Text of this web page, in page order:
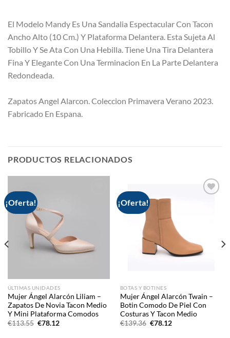
El Modelo Mandy Es Una Sandalia Espectacular Con Tacon
Ancho Alto (10 Cm.) Y Plataforma Delantera. Esta Sujeta Al
Tobillo Y Se Ata Con Una Hebilla. Tiene Una Tira Delantera
Fina Y Elegante Con Una Terminacion En La Parte Delantera
Redondeada.
Zapatos Angel Alarcon. Coleccion Primavera Verano 2023.
Fabricado En Espana.
PRODUCTOS RELACIONADOS
¡Oferta!
ÚLTIMAS UNIDADES
Mujer Ángel Alarcón Liliam –
Zapatos De Novia Tacon Medio
Y Mini Plataforma Comodos
€113.55 El
€78.12El
¡Oferta!
BOTAS Y BOTINES
Mujer Ángel Alarcón Twain –
Botin Comodo De Piel Con
Costuras Y Tacon Medio
€139.36 El
€78.12El